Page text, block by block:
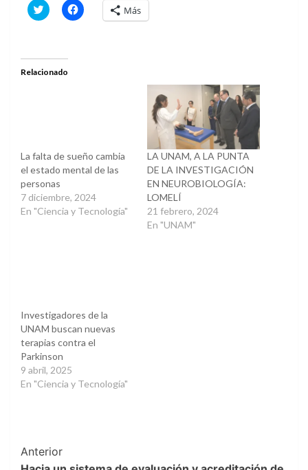
Haz
clic
(Se
abre
en
Haz
clic Más
Relacionado
La falta de sueño cambia
el estado mental de las
personas
7 diciembre, 2024
En "Ciencia y Tecnología"
LA UNAM, A LA PUNTA
DE LA INVESTIGACIÓN
EN NEUROBIOLOGÍA:
LOMELÍ
21 febrero, 2024
En "UNAM"
Investigadores de la
UNAM buscan nuevas
terapias contra el
Parkinson
9 abril, 2025
En "Ciencia y Tecnología"
Post
Anterior